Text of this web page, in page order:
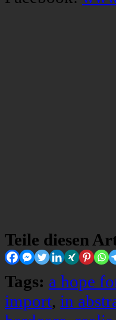
Teile diesen
Tags: a hope
import, in